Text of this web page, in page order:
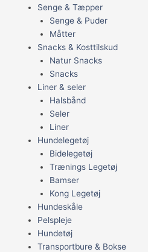
Senge & Tæpper
Senge & Puder
Måtter
Snacks & Kosttilskud
Natur Snacks
Snacks
Liner & seler
Halsbånd
Seler
Liner
Hundelegetøj
Bidelegetøj
Trænings Legetøj
Bamser
Kong Legetøj
Hundeskåle
Pelspleje
Hundetøj
Transportbure & Bokse